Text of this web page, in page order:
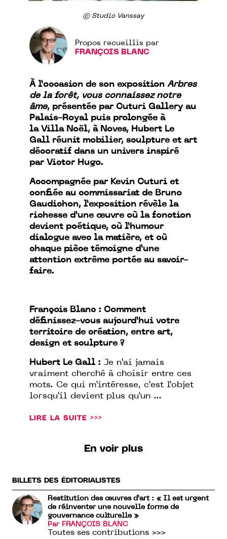
© Studio Vanssay
Propos recueillis par
FRANÇOIS BLANC
À l’occasion de son exposition Arbres
de la forêt, vous connaissez notre
âme, présentée par Cuturi Gallery au
Palais-Royal puis prolongée à
la Villa Noël, à Noves, Hubert Le
Gall réunit mobilier, sculpture et art
décoratif dans un univers inspiré
par Victor Hugo.
Accompagnée par Kevin Cuturi et
confiée au commissariat de Bruno
Gaudichon, l’exposition révèle la
richesse d’une œuvre où la fonction
devient poétique, où l’humour
dialogue avec la matière, et où
chaque pièce témoigne d’une
attention extrême portée au savoir-
faire.
François Blanc : Comment
définissez-vous aujourd’hui votre
territoire de création, entre art,
design et sculpture ?
Hubert Le Gall : Je n’ai jamais
vraiment cherché à choisir entre ces
mots. Ce qui m’intéresse, c’est l’objet
lorsqu’il devient plus qu’un ...
LIRE LA SUITE >>>
En voir plus
BILLETS DES ÉDITORIALISTES
Restitution des œuvres d’art : « Il est urgent
de réinventer une nouvelle forme de
gouvernance culturelle »
Par FRANÇOIS BLANC
Toutes ses contributions >>>